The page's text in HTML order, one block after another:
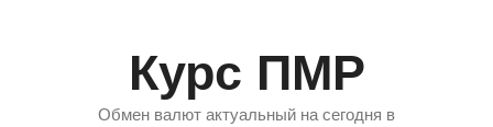
Курс ПМР
Обмен валют актуальный на сегодня в